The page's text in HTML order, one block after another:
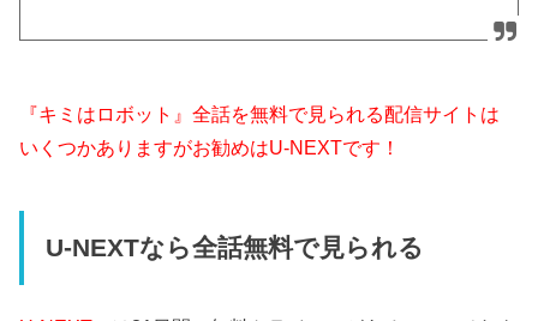
『キミはロボット』全話を無料で見られる配信サイトは
いくつかありますがお勧めはU-NEXTです！
U-NEXTなら全話無料で見られる